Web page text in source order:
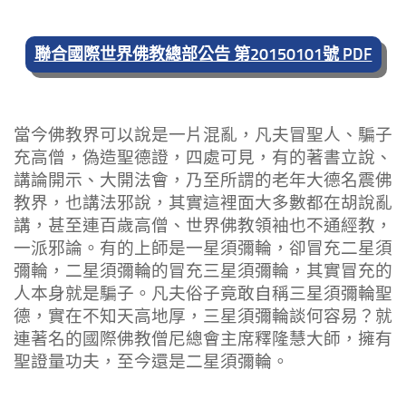
聯合國際世界佛教總部公告 第20150101號 PDF
當今佛教界可以說是一片混亂，凡夫冒聖人、騙子
充高僧，偽造聖德證，四處可見，有的著書立說、
講論開示、大開法會，乃至所謂的老年大德名震佛
教界，也講法邪說，其實這裡面大多數都在胡說亂
講，甚至連百歲高僧、世界佛教領袖也不通經教，
一派邪論。有的上師是一星須彌輪，卻冒充二星須
彌輪，二星須彌輪的冒充三星須彌輪，其實冒充的
人本身就是騙子。凡夫俗子竟敢自稱三星須彌輪聖
德，實在不知天高地厚，三星須彌輪談何容易？就
連著名的國際佛教僧尼總會主席釋隆慧大師，擁有
聖證量功夫，至今還是二星須彌輪。